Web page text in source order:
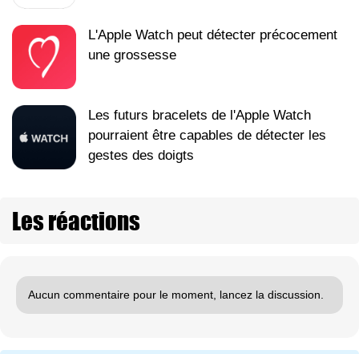
L'Apple Watch peut détecter précocement
une grossesse
Les futurs bracelets de l'Apple Watch
pourraient être capables de détecter les
gestes des doigts
Les réactions
Aucun commentaire pour le moment, lancez la discussion.